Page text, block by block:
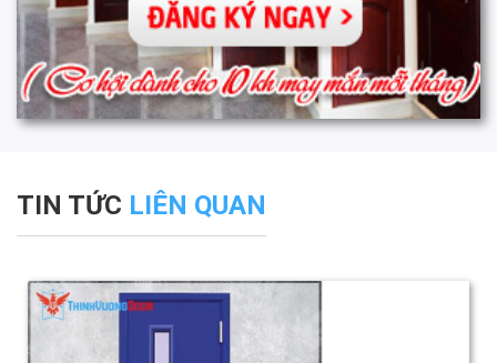
TIN TỨC LIÊN QUAN